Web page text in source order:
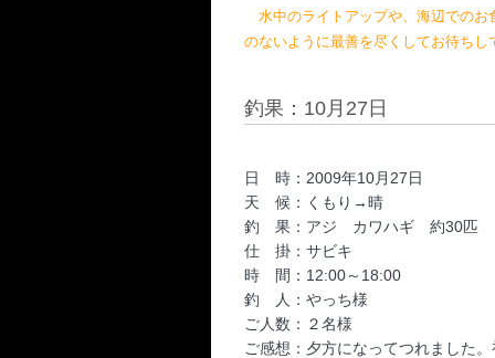
水中のライトアップや、海辺でのお
のないように最善を尽くしてお待ちし
釣果：10月27日
日 時：2009年10月27日
天 候：くもり→晴
釣 果：アジ カワハギ 約30匹
仕 掛：サビキ
時 間：12:00～18:00
釣 人：やっち様
ご人数：２名様
ご感想：夕方になってつれました